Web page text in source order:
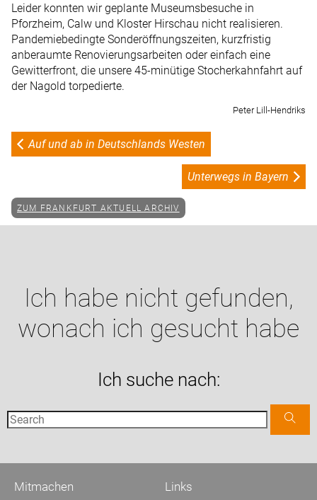
Leider konnten wir geplante Museumsbesuche in
Pforzheim, Calw und Kloster Hirschau nicht realisieren.
Pandemiebedingte Sonderöffnungszeiten, kurzfristig
anberaumte Renovierungsarbeiten oder einfach eine
Gewitterfront, die unsere 45-minütige Stocherkahnfahrt auf
der Nagold torpedierte.
Peter Lill-Hendriks
Auf und ab in Deutschlands Westen
Unterwegs in Bayern
ZUM FRANKFURT AKTUELL ARCHIV
Ich habe nicht gefunden,
wonach ich gesucht habe
Ich suche nach:
Links
Mitmachen